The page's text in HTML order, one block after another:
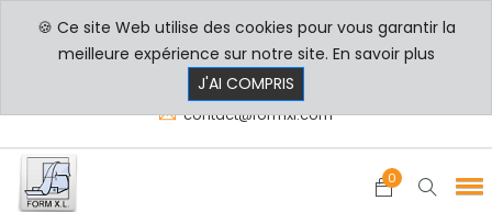
PROFESSIONNELS PARTICULIERS
contact@formxl.com
0
🍪 Ce site Web utilise des cookies pour vous garantir la
meilleure expérience sur notre site. En savoir plus
J'AI COMPRIS